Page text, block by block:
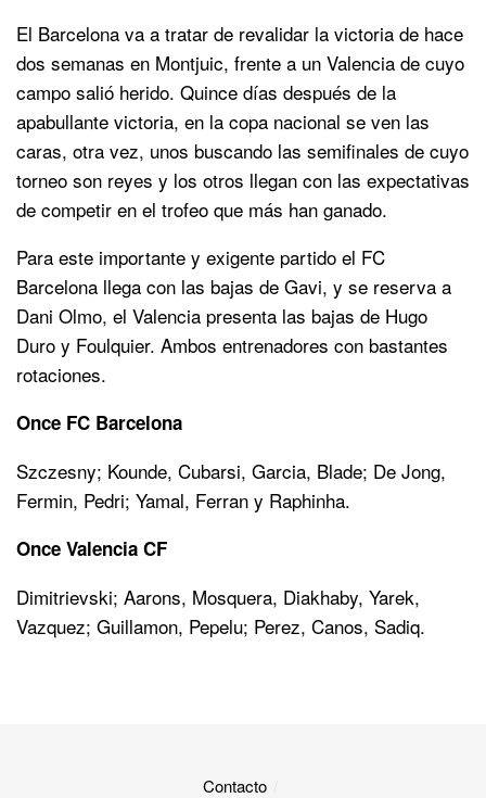
El Barcelona va a tratar de revalidar la victoria de hace
dos semanas en Montjuic, frente a un Valencia de cuyo
campo salió herido. Quince días después de la
apabullante victoria, en la copa nacional se ven las
caras, otra vez, unos buscando las semifinales de cuyo
torneo son reyes y los otros llegan con las expectativas
de competir en el trofeo que más han ganado.
Para este importante y exigente partido el FC
Barcelona llega con las bajas de Gavi, y se reserva a
Dani Olmo, el Valencia presenta las bajas de Hugo
Duro y Foulquier. Ambos entrenadores con bastantes
rotaciones.
Once FC Barcelona
Szczesny; Kounde, Cubarsi, Garcia, Blade; De Jong,
Fermin, Pedri; Yamal, Ferran y Raphinha.
Once Valencia CF
Dimitrievski; Aarons, Mosquera, Diakhaby, Yarek,
Vazquez; Guillamon, Pepelu; Perez, Canos, Sadiq.
Contacto